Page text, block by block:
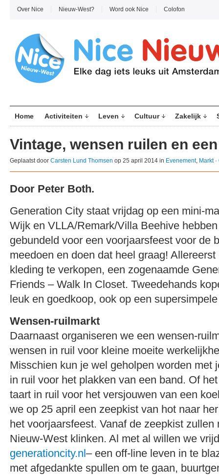
Over Nice Nieuw-West? Word ook Nice Colofon
Home Activiteiten Leven Cultuur Zakelijk
Vintage, wensen ruilen en
Geplaatst door Carsten Lund Thomsen op 25 april 2014 in Evenement, Markt·
Door Peter Both.
Generation City staat vrijdag op een mini-
Wijk en VLLA/Remark/Villa Beehive
gebundeld voor een voorjaarsfeest voor de
meedoen en doen dat heel graag!
kleding te verkopen, een zogenaamde
Friends – Walk In Closet. Tweedehands
leuk en goedkoop, ook op een
Wensen-ruilmarkt
Daarnaast organiseren we een wensen-
wensen in ruil voor kleine moeite
Misschien kun je wel geholpen worden met
in ruil voor het plakken van een band. Of
taart in ruil voor het versjouwen van een
we op 25 april een zeepkist van hot naar
het voorjaarsfeest. Vanaf de zeepkist zullen
Nieuw-West klinken. Al met al willen we
generationcity.nl– een off-line leven in te
met afgedankte spullen om te gaan,